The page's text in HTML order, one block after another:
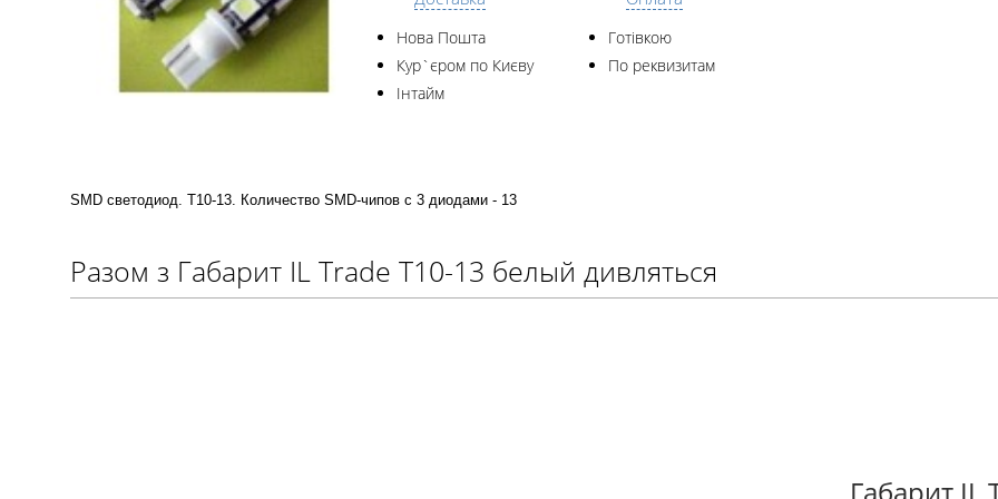
Нова Пошта
Кур`єром по Києву
Інтайм
Готівкою
По реквизитам
SMD светодиод. Т10-13. Количество SMD-чипов с 3 диодами - 13
Разом з Габарит IL Trade T10-13 белый дивляться